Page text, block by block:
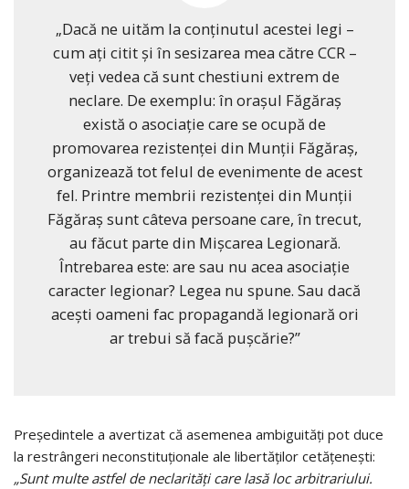
„Dacă ne uităm la conținutul acestei legi –
cum ați citit și în sesizarea mea către CCR –
veți vedea că sunt chestiuni extrem de
neclare. De exemplu: în orașul Făgăraș
există o asociație care se ocupă de
promovarea rezistenței din Munții Făgăraș,
organizează tot felul de evenimente de acest
fel. Printre membrii rezistenței din Munții
Făgăraș sunt câteva persoane care, în trecut,
au făcut parte din Mișcarea Legionară.
Întrebarea este: are sau nu acea asociație
caracter legionar? Legea nu spune. Sau dacă
acești oameni fac propagandă legionară ori
ar trebui să facă pușcărie?”
Președintele a avertizat că asemenea ambiguități pot duce
la restrângeri neconstituționale ale libertăților cetățenești:
„Sunt multe astfel de neclarități care lasă loc arbitrariului.